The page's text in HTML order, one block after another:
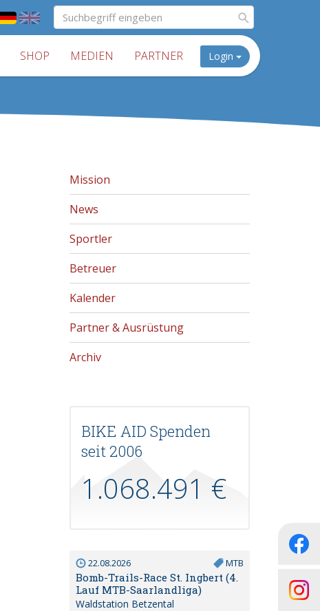
SHOP MEDIEN PARTNER Login
Mission
News
Sportler
Betreuer
Kalender
Partner & Ausrüstung
Archiv
BIKE AID Spenden
seit 2006
1.068.491 €
22.08.2026 MTB
Bomb-Trails-Race St. Ingbert (4.
Lauf MTB-Saarlandliga)
Waldstation Betzental